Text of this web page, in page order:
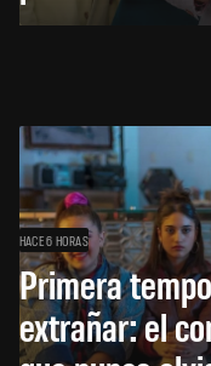
HACE 6 HORAS
Primera
extrañar: el